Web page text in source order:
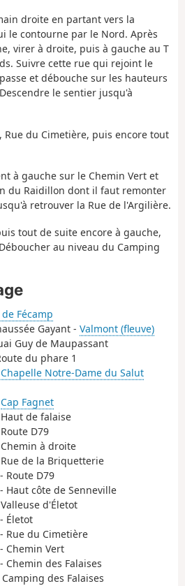
droite en partant vers la
le contourne par le Nord. Après
virer à droite, puis à gauche au T
Suivre cette rue qui rejoint le
et débouche sur les hauteurs
le sentier jusqu'à
du Cimetière, puis encore tout
à gauche sur le Chemin Vert et
du Raidillon dont il faut remonter
retrouver la Rue de l'Argilière.
tout de suite encore à gauche,
au niveau du Camping
Fécamp
Gayant - Valmont (fleuve)
Guy de Maupassant
du phare 1
Chapelle Notre-Dame du Salut
Cap Fagnet
de falaise
D79
à droite
de la Briquetterie
Route D79
Haut côte de Senneville
d'Életot
Életot
Rue du Cimetière
Chemin Vert
Chemin des Falaises
des Falaises